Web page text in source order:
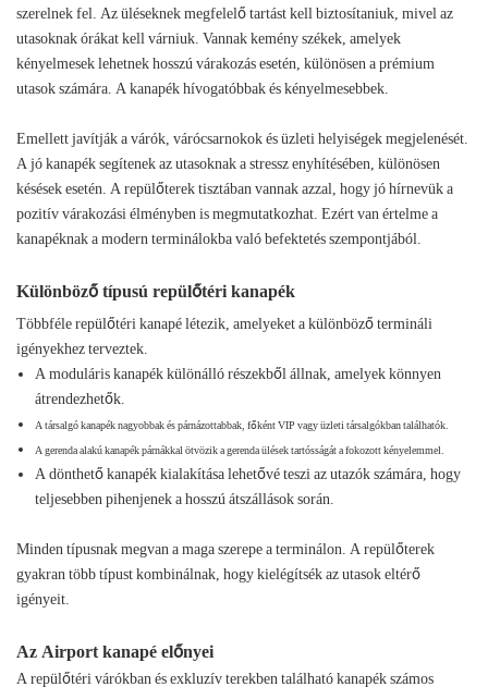
szerelnek fel. Az üléseknek megfelelő tartást kell biztosítaniuk, mivel az
utasoknak órákat kell várniuk. Vannak kemény székek, amelyek
kényelmesek lehetnek hosszú várakozás esetén, különösen a prémium
utasok számára. A kanapék hívogatóbbak és kényelmesebbek.
Emellett javítják a várók, várócsarnokok és üzleti helyiségek megjelenését.
A jó kanapék segítenek az utasoknak a stressz enyhítésében, különösen
késések esetén. A repülőterek tisztában vannak azzal, hogy jó hírnevük a
pozitív várakozási élményben is megmutatkozhat. Ezért van értelme a
kanapéknak a modern terminálokba való befektetés szempontjából.
Különböző típusú repülőtéri kanapék
Többféle repülőtéri kanapé létezik, amelyeket a különböző termináli
igényekhez terveztek.
A moduláris kanapék különálló részekből állnak, amelyek könnyen
átrendezhetők.
A társalgó kanapék nagyobbak és párnázottabbak, főként VIP vagy üzleti társalgókban találhatók.
A gerenda alakú kanapék párnákkal ötvözik a gerenda ülések tartósságát a fokozott kényelemmel.
A dönthető kanapék kialakítása lehetővé teszi az utazók számára, hogy
teljesebben pihenjenek a hosszú átszállások során.
Minden típusnak megvan a maga szerepe a terminálon. A repülőterek
gyakran több típust kombinálnak, hogy kielégítsék az utasok eltérő
igényeit.
Az Airport kanapé előnyei
A repülőtéri várókban és exkluzív terekben található kanapék számos